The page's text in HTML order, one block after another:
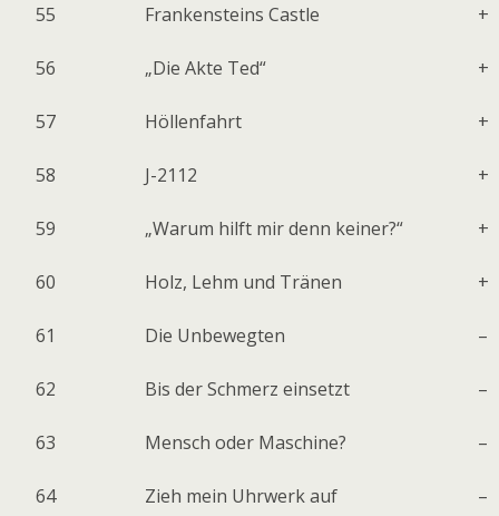
55 Frankensteins Castle +
56 „Die Akte Ted“ +
57 Höllenfahrt +
58 J-2112 +
59 „Warum hilft mir denn keiner?“ +
60 Holz, Lehm und Tränen +
61 Die Unbewegten –
62 Bis der Schmerz einsetzt –
63 Mensch oder Maschine? –
64 Zieh mein Uhrwerk auf –